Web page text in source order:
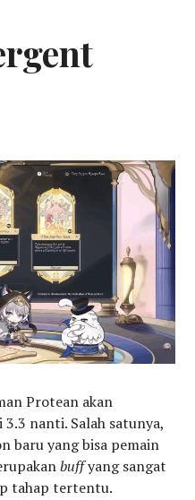
Protean akan
nanti. Salah satunya,
baru yang bisa pemain
buffyang sangat
tahap tertentu.